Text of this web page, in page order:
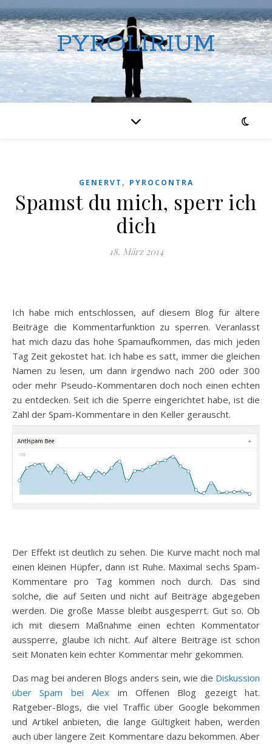
PYROLIRIUM
GENERVT , PYROCONTRA
Spamst du mich, sperr ich
dich
18. März 2014
Ich habe mich entschlossen, auf diesem Blog für ältere
Beiträge die Kommentarfunktion zu sperren. Veranlasst
hat mich dazu das hohe Spamaufkommen, das mich jeden
Tag Zeit gekostet hat. Ich habe es satt, immer die gleichen
Namen zu lesen, um dann irgendwo nach 200 oder 300
oder mehr Pseudo-Kommentaren doch noch einen echten
zu entdecken. Seit ich die Sperre eingerichtet habe, ist die
Zahl der Spam-Kommentare in den Keller gerauscht.
Der Effekt ist deutlich zu sehen. Die Kurve macht noch mal
einen kleinen Hüpfer, dann ist Ruhe. Maximal sechs Spam-
Kommentare pro Tag kommen noch durch. Das sind
solche, die auf Seiten und nicht auf Beiträge abgegeben
werden. Die große Masse bleibt ausgesperrt. Gut so. Ob
ich mit diesem Maßnahme einen echten Kommentator
aussperre, glaube ich nicht. Auf ältere Beiträge ist schon
seit Monaten kein echter Kommentar mehr gekommen.
Das mag bei anderen Blogs anders sein, wie die Diskussion
über Spam bei Alex im Offenen Blog gezeigt hat.
Ratgeber-Blogs, die viel Traffic über Google bekommen
und Artikel anbieten, die lange Gültigkeit haben, werden
auch über längere Zeit Kommentare dazu bekommen. Aber